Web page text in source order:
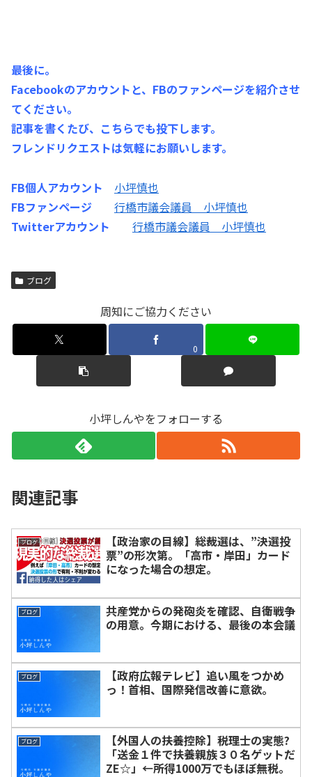
最後に。
Facebookのアカウントと、FBのファンページを紹介させ
てください。
記事を書くたび、こちらでも投下します。
フレンドリクエストは気軽にお願いします。
FB個人アカウント
小坪慎也
FBファンページ
行橋市議会議員 小坪慎也
Twitterアカウント
行橋市議会議員 小坪慎也
ブログ
周知にご協力ください
0
小坪しんやをフォローする
関連記事
ブログ
【政治家の目線】総裁選は、”決選投
票”の形次第。「高市・岸田」カード
になった場合の想定。
ブログ
共産党からの発砲炎を確認、自衛戦争
の用意。今期における、最後の本会議
ブログ
【政府広報テレビ】追い風をつかめ
っ！首相、国際発信改善に意欲。
ブログ
【外国人の扶養控除】税理士の実態?
「送金１件で扶養親族３０名ゲットだ
ZE☆」←所得1000万でもほぼ無税。